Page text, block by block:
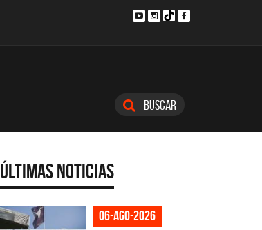
Buscar
Últimas Noticias
06-ago-2026